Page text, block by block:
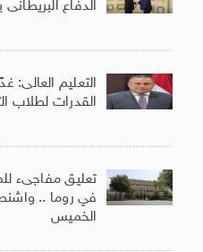
الدفاع
التعليم العالى:
القدرات لطلاب
تعليق مفاجىء
في روما ..
الخميس